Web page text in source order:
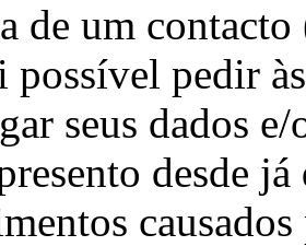
de um
possível pedir
seus dados
desde